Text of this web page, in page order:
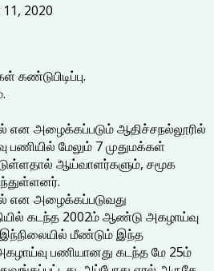
2020
கண்டுபிடிப்பு.
என அழைக்கப்படும் ஆதிச்சநல்லூரில்
பணியில் மேலும் 7 முதுமக்கள்
ஆய்வாளர்களும், சமூக
என அழைக்கப்படுவது
கடந்த 2002ம் ஆண்டு அகழாய்வு
மீண்டும் இந்த
பணியானது கடந்த மே 25ம்